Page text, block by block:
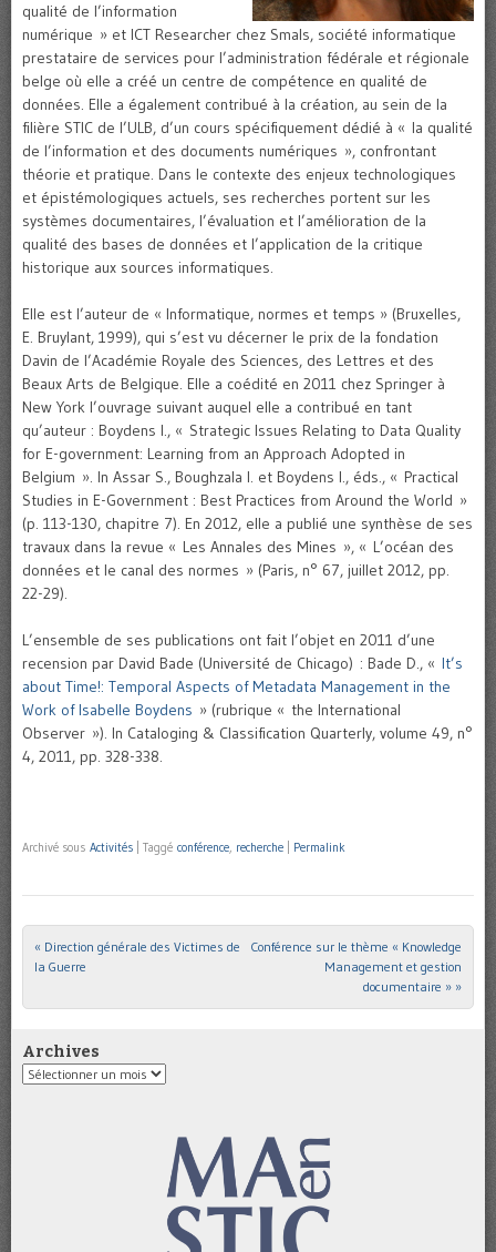
qualité de l’information
numérique » et ICT Researcher chez Smals, société informatique
prestataire de services pour l’administration fédérale et régionale
belge où elle a créé un centre de compétence en qualité de
données. Elle a également contribué à la création, au sein de la
filière STIC de l’ULB, d’un cours spécifiquement dédié à « la qualité
de l’information et des documents numériques », confrontant
théorie et pratique. Dans le contexte des enjeux technologiques
et épistémologiques actuels, ses recherches portent sur les
systèmes documentaires, l’évaluation et l’amélioration de la
qualité des bases de données et l’application de la critique
historique aux sources informatiques.
Elle est l’auteur de « Informatique, normes et temps » (Bruxelles,
E. Bruylant, 1999), qui s’est vu décerner le prix de la fondation
Davin de l’Académie Royale des Sciences, des Lettres et des
Beaux Arts de Belgique. Elle a coédité en 2011 chez Springer à
New York l’ouvrage suivant auquel elle a contribué en tant
qu’auteur : Boydens I., « Strategic Issues Relating to Data Quality
for E-government: Learning from an Approach Adopted in
Belgium ». In Assar S., Boughzala I. et Boydens I., éds., « Practical
Studies in E-Government : Best Practices from Around the World »
(p. 113-130, chapitre 7). En 2012, elle a publié une synthèse de ses
travaux dans la revue « Les Annales des Mines », « L’océan des
données et le canal des normes » (Paris, n° 67, juillet 2012, pp.
22-29).
L’ensemble de ses publications ont fait l’objet en 2011 d’une
recension par David Bade (Université de Chicago) : Bade D., « It’s
about Time!: Temporal Aspects of Metadata Management in the
Work of Isabelle Boydens » (rubrique « the International
Observer »). In Cataloging & Classification Quarterly, volume 49, n°
4, 2011, pp. 328-338.
Archivé sous Activités Taggé conférence, recherche Permalink
Post navigation
« Direction générale des Victimes de
la Guerre
Conférence sur le thème « Knowledge
Management et gestion
documentaire » »
Archives
Archives